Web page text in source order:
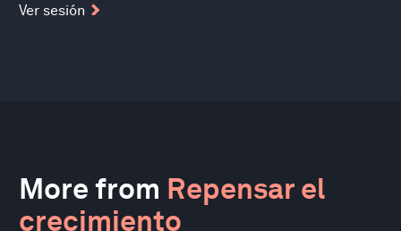
Ver sesión
More from Repensar el
crecimiento